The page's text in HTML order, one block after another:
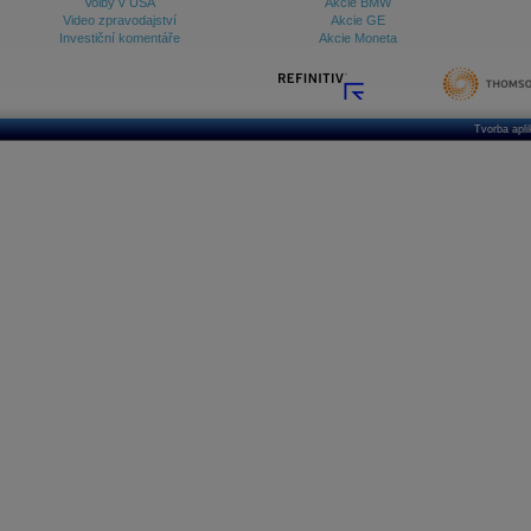
Video zpravodajství
Investiční komentáře
Akcie GE
Akcie Moneta
Tvorba